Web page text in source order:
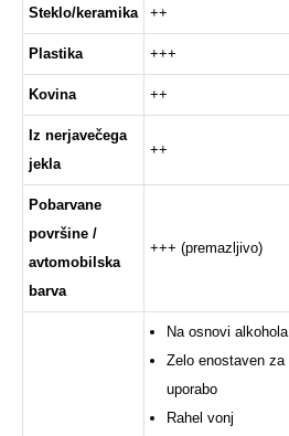
Steklo/keramika ++
Plastika +++
Kovina ++
Iz nerjavečega
jekla
++
Pobarvane
površine /
avtomobilska
barva
+++ (premazljivo)
Na osnovi alkohola
Zelo enostaven za
uporabo
Rahel vonj